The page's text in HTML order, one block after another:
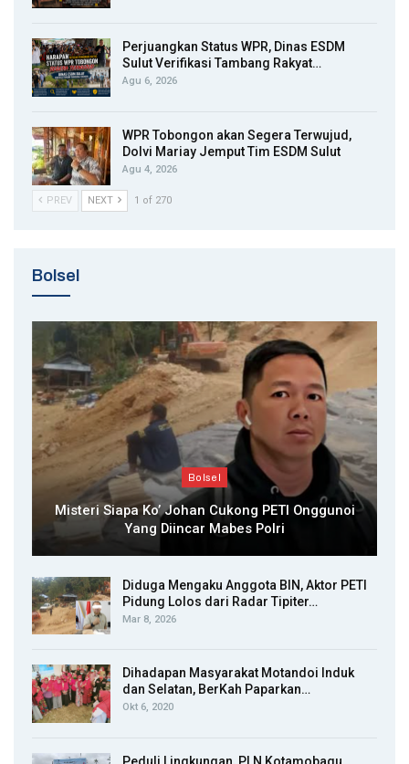
Perjuangkan Status WPR, Dinas ESDM
Sulut Verifikasi Tambang Rakyat…
Agu 6, 2026
WPR Tobongon akan Segera Terwujud,
Dolvi Mariay Jemput Tim ESDM Sulut
Agu 4, 2026
PREV NEXT 1 of 270
Bolsel
Bolsel
Misteri Siapa Ko’ Johan Cukong PETI Onggunoi
Yang Diincar Mabes Polri
Diduga Mengaku Anggota BIN, Aktor PETI
Pidung Lolos dari Radar Tipiter…
Mar 8, 2026
Dihadapan Masyarakat Motandoi Induk
dan Selatan, BerKah Paparkan…
Okt 6, 2020